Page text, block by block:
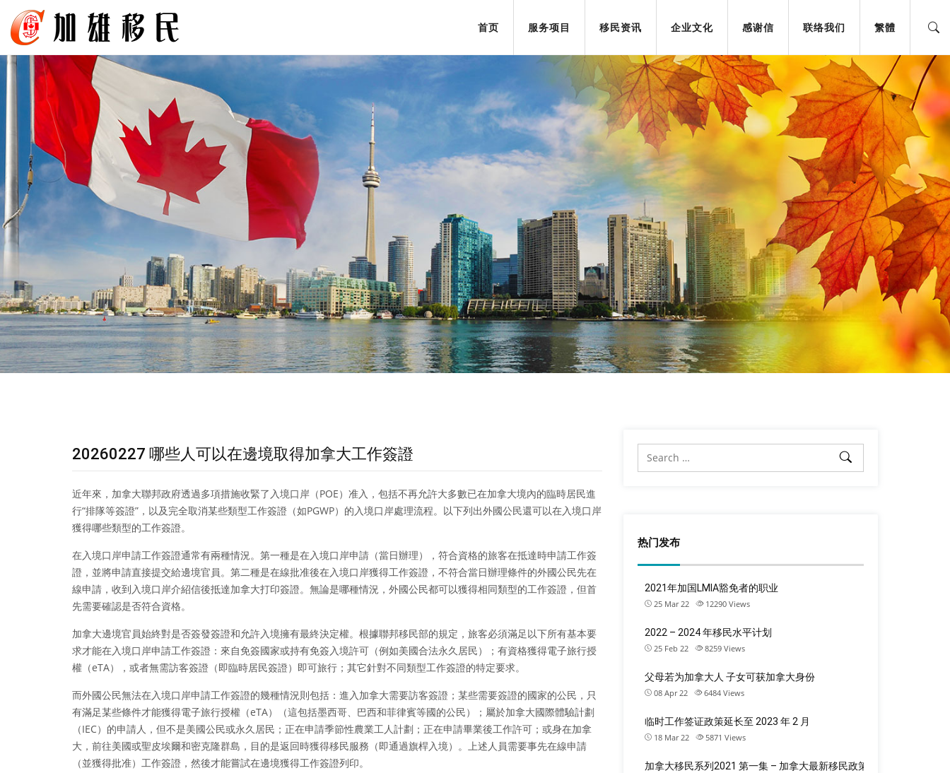
首页 服务项目 移民资讯 企业文化 感谢信 联络我们 䌓體
20260227 哪些人可以在邊境取得加拿大工作簽證
近年來，加拿大聯邦政府透過多項措施收緊了入境口岸（POE）准入，包括不再允許大多數已在加拿大境內的臨時居民進
行“排隊等簽證”，以及完全取消某些類型工作簽證（如PGWP）的入境口岸處理流程。以下列出外國公民還可以在入境口岸
獲得哪些類型的工作簽證。
在入境口岸申請工作簽證通常有兩種情況。第一種是在入境口岸申請（當日辦理），符合資格的旅客在抵達時申請工作簽
證，並將申請直接提交給邊境官員。第二種是在線批准後在入境口岸獲得工作簽證，不符合當日辦理條件的外國公民先在
線申請，收到入境口岸介紹信後抵達加拿大打印簽證。無論是哪種情況，外國公民都可以獲得相同類型的工作簽證，但首
先需要確認是否符合資格。
加拿大邊境官員始終對是否簽發簽證和允許入境擁有最終決定權。根據聯邦移民部的規定，旅客必須滿足以下所有基本要
求才能在入境口岸申請工作簽證：來自免簽國家或持有免簽入境許可（例如美國合法永久居民）；有資格獲得電子旅行授
權（eTA），或者無需訪客簽證（即臨時居民簽證）即可旅行；其它針對不同類型工作簽證的特定要求。
而外國公民無法在入境口岸申請工作簽證的幾種情況則包括：進入加拿大需要訪客簽證；某些需要簽證的國家的公民，只
有滿足某些條件才能獲得電子旅行授權（eTA）（這包括墨西哥、巴西和菲律賓等國的公民）；屬於加拿大國際體驗計劃
（IEC）的申請人，但不是美國公民或永久居民；正在申請季節性農業工人計劃；正在申請畢業後工作許可；或身在加拿
大，前往美國或聖皮埃爾和密克隆群島，目的是返回時獲得移民服務（即通過旗桿入境）。上述人員需要事先在線申請
（並獲得批准）工作簽證，然後才能嘗試在邊境獲得工作簽證列印。
热门发布
2021年加国LMIA豁免者的职业
25 Mar 22 12290 Views
2022 – 2024 年移民水平计划
25 Feb 22 8259 Views
父母若为加拿大人 子女可获加拿大身份
08 Apr 22 6484 Views
临时工作签证政策延长至 2023 年 2 月
18 Mar 22 5871 Views
加拿大移民系列2021 第一集 – 加拿大最新移民政策